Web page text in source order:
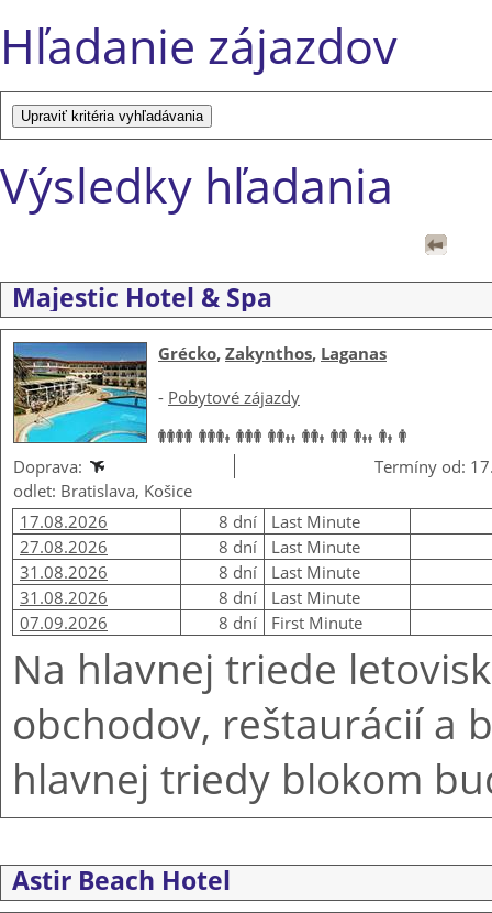
Hľadanie zájazdov
Výsledky hľadania
Majestic Hotel & Spa
Grécko, Zakynthos, Laganas
- Pobytové zájazdy
Doprava:
Termíny od:
odlet: Bratislava, Košice
17.08.2026
8 dní Last Minute
27.08.2026
8 dní
Last Minute
31.08.2026
8 dní
Last Minute
31.08.2026
8 dní
Last Minute
07.09.2026
8 dní First Minute
Na hlavnej triede
obchodov, reštaurácií a
hlavnej triedy blokom
Astir Beach Hotel